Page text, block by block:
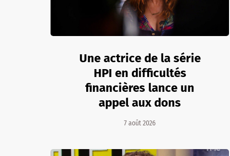
Une actrice de la série
HPI en difficultés
financières lance un
appel aux dons
7 août 2026